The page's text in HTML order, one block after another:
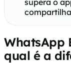
supera o
WhatsApp
qual é a